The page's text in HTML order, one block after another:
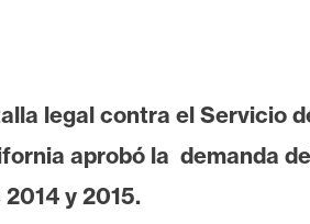
legal contra el Servicio
aprobó la demanda
y 2015.